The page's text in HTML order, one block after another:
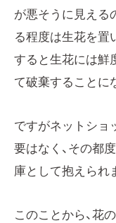
が悪そうに見える
る程度は生花を置
すると生花には鮮
て破棄することに
ですがネットショ
要はなく、その都
庫として抱えられ
このことから、花